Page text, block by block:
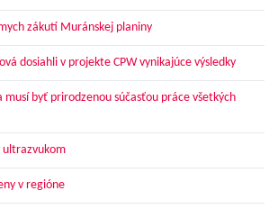
zákutí Muránskej planiny
dosiahli v projekte CPW vynikajúce výsledky
musí byť prirodzenou súčasťou práce všetkých
ultrazvukom
v regióne